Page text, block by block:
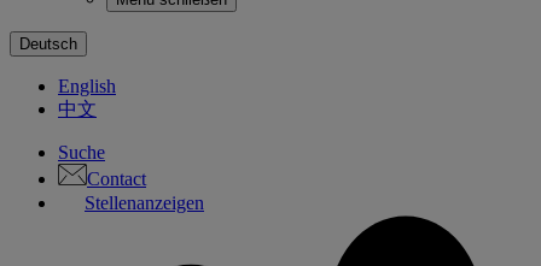
Deutsch
English
中文
Suche
Contact
Stellenanzeigen